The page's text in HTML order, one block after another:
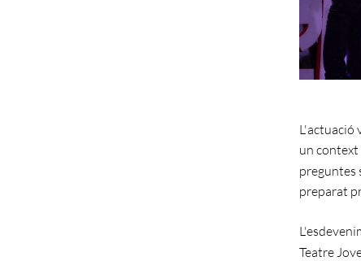
L'actuació
un
preguntes
preparat
Teatre